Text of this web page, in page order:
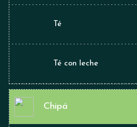
Té
Té con leche
Chipá